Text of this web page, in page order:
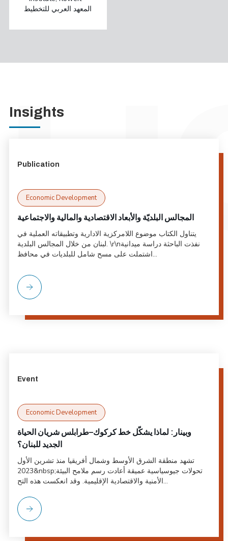
المعهد العربي للتخطيط
Insights
Publication
Economic Development
المجالس البلديّة والأبعاد الاقتصادية والمالية والاجتماعية
يتناول الكتاب موضوع اللامركزية الادارية وتطبيقاته العملية في
لبنان من خلال المجالس البلدية. \r\nنفذت الباحثة دراسة ميدانية
اشتملت على مسح شامل للبلديات في محافظ...
Event
Economic Development
وبينار: لماذا يشكّل خط كركوك–طرابلس شريان الحياة
الجديد للبنان؟
تشهد منطقة الشرق الأوسط وشمال أفريقيا منذ تشرين الأول
2023&nbsp;تحولات جيوسياسية عميقة أعادت رسم ملامح البيئة
الأمنية والاقتصادية الإقليمية. وقد انعكست هذه التح...